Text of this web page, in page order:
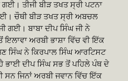
ਤੀਜੀ ਬੀੜ ਤਖਤ ਸ੍ਰੀ ਪਟਨਾ
ਚੌਥੀ ਬੀੜ ਤਖਤ ਸ੍ਰੀ ਅਬਚਲ
ਗਈ। ਬਾਬਾ ਦੀਪ ਸਿੰਘ ਜੀ ਨੇ
ਇਲਾਵਾ ਅਰਬੀ ਭਾਸ਼ਾ ਵਿੱਚ ਵੀ ਇੱਕ
ਸਿੰਘ ਨੇ ਕਿਰਪਾਲ ਸਿੰਘ ਆਰਟਿਸਟ
ਭਾਈ ਦੀਪ ਸਿੰਘ ਸਭ ਤੋਂ ਪਹਿਲੇ ਪੰਥ ਦੇ
ਸਨ ਜਿਨਾਂ ਅਰਬੀ ਜਵਾਨ ਵਿੱਚ ਇੱਕ